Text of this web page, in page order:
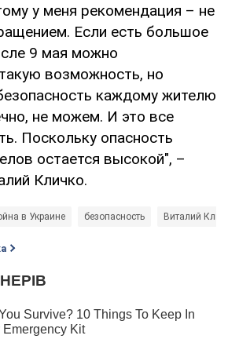
у меня рекомендация – не
Если есть большое
9 мая можно
возможность, но
каждому жителю
не можем. И это все
Поскольку опасность
остается высокой", –
Кличко.
в Украине безопасность Виталий